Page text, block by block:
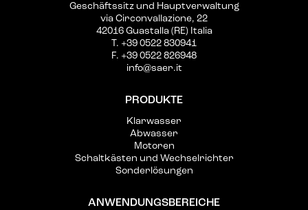
Geschäftssitz und Hauptverwaltung
via Circonvallazione, 22
42016 Guastalla (RE) Italia
T. +39 0522 830941
F. +39 0522 826948
info@saer.it
PRODUKTE
Klarwasser
Abwasser
Motoren
Schaltkästen und Wechselrichter
Sonderlösungen
ANWENDUNGSBEREICHE